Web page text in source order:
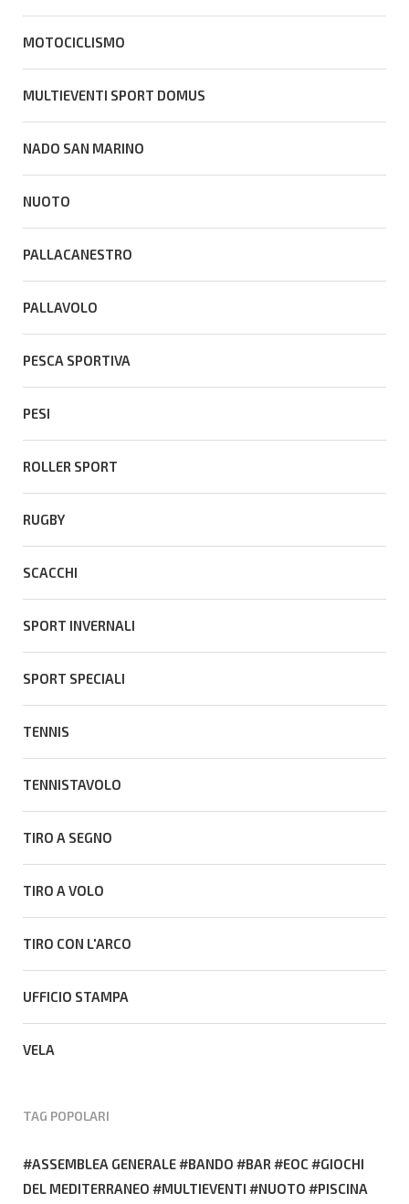
MOTOCICLISMO
MULTIEVENTI SPORT DOMUS
NADO SAN MARINO
NUOTO
PALLACANESTRO
PALLAVOLO
PESCA SPORTIVA
PESI
ROLLER SPORT
RUGBY
SCACCHI
SPORT INVERNALI
SPORT SPECIALI
TENNIS
TENNISTAVOLO
TIRO A SEGNO
TIRO A VOLO
TIRO CON L'ARCO
UFFICIO STAMPA
VELA
TAG POPOLARI
ASSEMBLEA GENERALE BANDO BAR EOC
GIOCHI
DEL MEDITERRANEO
MULTIEVENTI NUOTO
PISCINA